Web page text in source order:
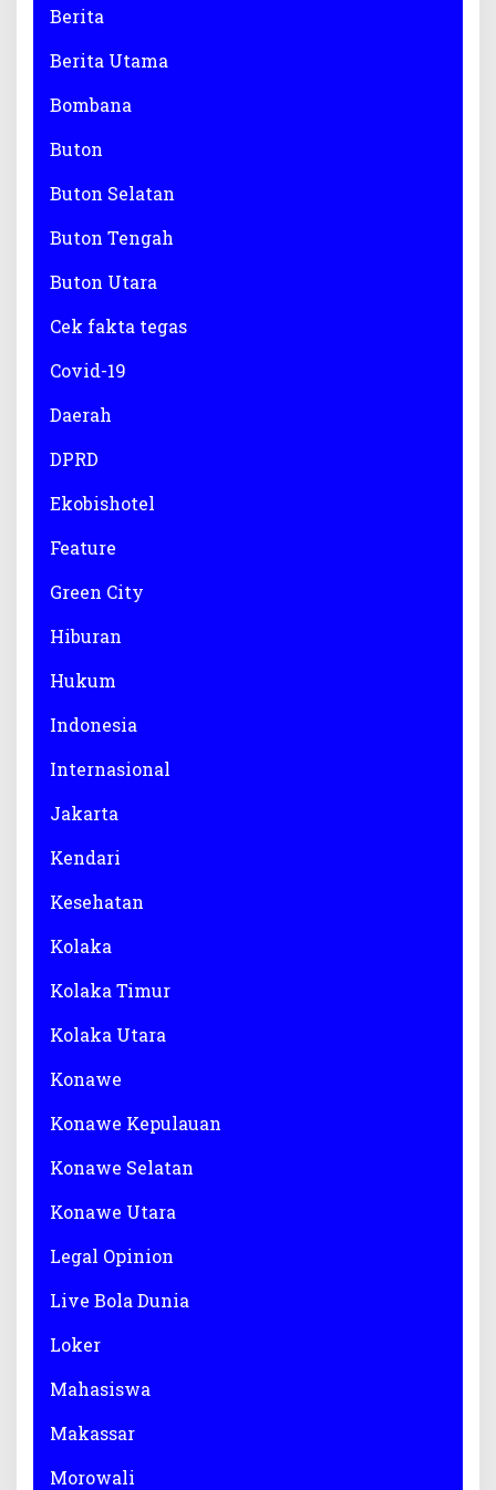
Berita
Berita Utama
Bombana
Buton
Buton Selatan
Buton Tengah
Buton Utara
Cek fakta tegas
Covid-19
Daerah
DPRD
Ekobishotel
Feature
Green City
Hiburan
Hukum
Indonesia
Internasional
Jakarta
Kendari
Kesehatan
Kolaka
Kolaka Timur
Kolaka Utara
Konawe
Konawe Kepulauan
Konawe Selatan
Konawe Utara
Legal Opinion
Live Bola Dunia
Loker
Mahasiswa
Makassar
Morowali